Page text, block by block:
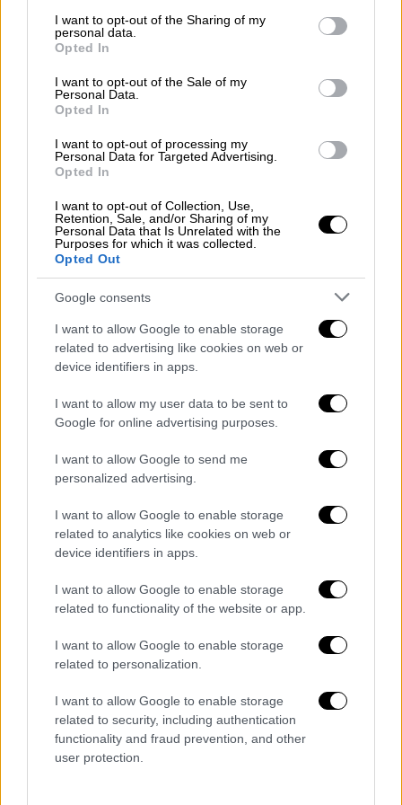
not limited to your visit or usage behaviour. You may click to
grant or deny consent to Google and its third-party tags to
use your data for below specified purposes in below Google
consent section.
I want to opt-out of the Sharing of my
personal data.
Opted In
I want to opt-out of the Sale of my
Personal Data.
Opted In
I want to opt-out of processing my
Personal Data for Targeted Advertising.
Opted In
I want to opt-out of Collection, Use,
Retention, Sale, and/or Sharing of my
Personal Data that Is Unrelated with the
Purposes for which it was collected.
Opted Out
Google consents
I want to allow Google to enable storage
related to advertising like cookies on web or
device identifiers in apps.
I want to allow my user data to be sent to
Google for online advertising purposes.
I want to allow Google to send me
personalized advertising.
I want to allow Google to enable storage
related to analytics like cookies on web or
device identifiers in apps.
I want to allow Google to enable storage
related to functionality of the website or app.
I want to allow Google to enable storage
related to personalization.
I want to allow Google to enable storage
related to security, including authentication
functionality and fraud prevention, and other
user protection.
Πολοζιάνη και τη Βίκυ-Ναούμα Κατσάρα, το
βίντεο αποδίδει με ένταση και ευαισθησία
ψυχολογία πίσω από τις πράξεις και τα
τραύματα.
Η σκηνοθετική προσέγγιση υπογραμμίζει
εσωτερική πάλη, τη σιωπή και τελικά την
ανάκαμψηπου έρχεται όταν η γυναίκα
παίρνει την απόφαση να φύγει.
Ο Νίκος Οικονομόπουλος αφιέρωσε το
τραγούδι σε όλες τις γυναίκες που βρίσκουν
το θάρρος να σπάσουν τον κύκλο της
κακοποίησης: «Το νέο μου music video,
“Κουράστηκα να σ’ αγαπώ”,
είναι αφιερωμένο
στη δύναμη που κρύβει κάθε γυναίκα μέσα
την κάθε νίκη... Για τη δική σου δύναμη...»,
έγραψε στην περιγραφή του βίντεο.
Η μουσική υπογράφεται από τον Γιώργο
Σαμπάνη, ενώ οι στίχοι ανήκουν στην Ελένη
Γιαννατσούλια, σε μια συνεργασία που